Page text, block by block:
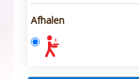
Afhalen